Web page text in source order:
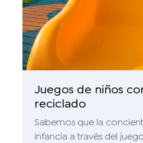
Juegos de niños
reciclado
Sabemos que la
infancia a través del